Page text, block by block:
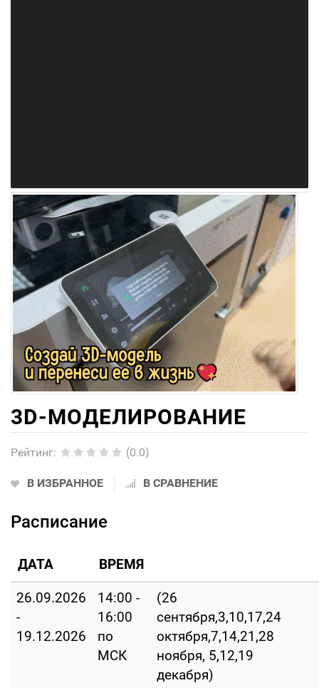
3D-МОДЕЛИРОВАНИЕ
Рейтинг: (0.0)
В ИЗБРАННОЕ В СРАВНЕНИЕ
Расписание
ДАТА ВРЕМЯ
26.09.2026
-
19.12.2026
14:00 -
16:00
по
МСК
(26
сентября,3,10,17,24
октября,7,14,21,28
ноября, 5,12,19
декабря)